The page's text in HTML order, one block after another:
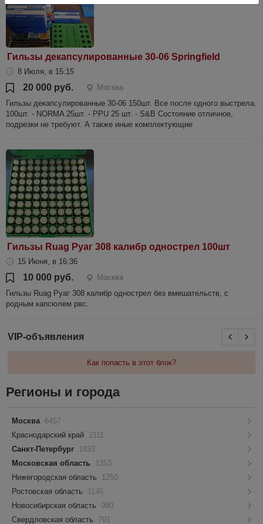
Гильзы декапсулированные 30-06 Springfield
8 Июля, в 15:15
20 000 руб.
Москва
Гильзы декапсулированные 30-06 150шт. Все после одного выстрела.
100шт. - NORMA 25шт. - PPU 25 шт. - S&B Состояние отличное,
подрезки не требуют. А также иные комплектующие
Гильзы Ruag Руаг 308 калибр однострел 100шт
15 Июня, в 16:36
10 000 руб.
Москва
Гильзы Ruag Руаг 308 калибр однострел без вмешательств, с
родным капсюлем рвс.
VIP-объявления
Как попасть в этот блок?
Регионы и города
Москва 6457
Краснодарский край 2111
Санкт-Петербург 1833
Московская область 1353
Нижегородская область
1250
Ростовская область
1146
Новосибирская область
980
Свердловская область
791